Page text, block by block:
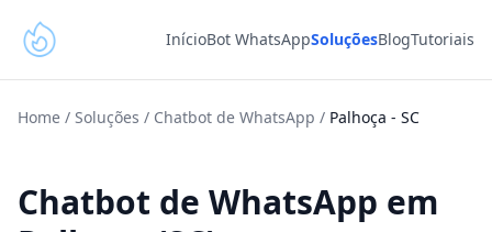
InícioBot WhatsAppSoluçõesBlogTutoriais
Home / Soluções / Chatbot de WhatsApp / Palhoça - SC
Chatbot de WhatsApp em